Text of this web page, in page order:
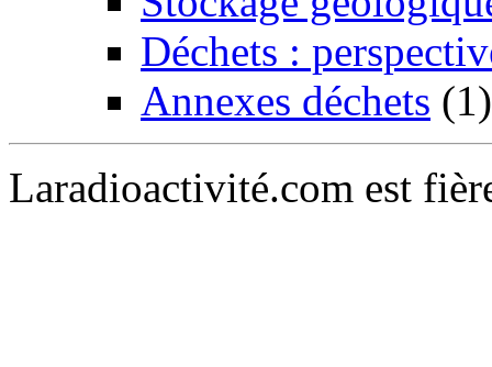
Déchets :
Annexes déchets (1)
Laradioactivité.com est